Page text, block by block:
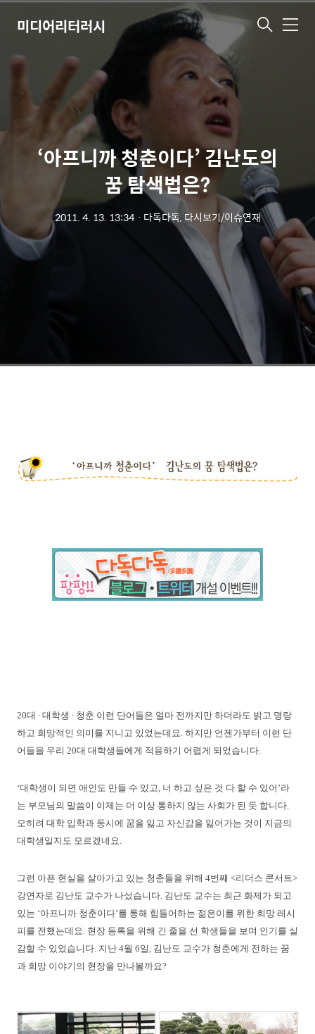
미디어리터러시 메
‘아프니까 청춘이다’ 김난도의
꿈 탐색법은?
2011. 4. 13. 13:34ㆍ 다독다독, 다시보기/이슈연재
20대 ∙ 대학생 ∙ 청춘 이런 단어들은 얼마 전까지만 하더라도 밝고 명랑
하고 희망적인 의미를 지니고 있었는데요. 하지만 언젠가부터 이런 단
어들을 우리 20대 대학생들에게 적용하기 어렵게 되었습니다.
‘대학생이 되면 애인도 만들 수 있고, 너 하고 싶은 것 다 할 수 있어’라
는 부모님의 말씀이 이제는 더 이상 통하지 않는 사회가 된 듯 합니다.
오히려 대학 입학과 동시에 꿈을 잃고 자신감을 잃어가는 것이 지금의
대학생일지도 모르겠네요.
그런 아픈 현실을 살아가고 있는 청춘들을 위해 4번째 <리더스 콘서트>
강연자로 김난도 교수가 나섰습니다. 김난도 교수는 최근 화제가 되고
있는 ‘아프니까 청춘이다’를 통해 힘들어하는 젊은이를 위한 희망 레시
피를 전했는데요. 현장 등록을 위해 긴 줄을 선 학생들을 보며 인기를 실
감할 수 있었습니다. 지난 4월 6일, 김난도 교수가 청춘에게 전하는 꿈
과 희망 이야기의 현장을 만나볼까요?